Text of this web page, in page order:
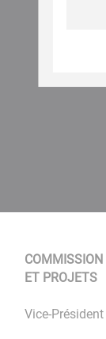
COMMISSION
ET PROJETS
Vice-